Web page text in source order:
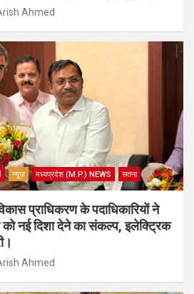
Ahmed
न्यूज़ मध्यप्रदेश (M.P.) NEWS सतना
प्राधिकरण के पदाधिकारियों ने
को नई दिशा देने का संकल्प, इलेक्ट्रिक
Ahmed